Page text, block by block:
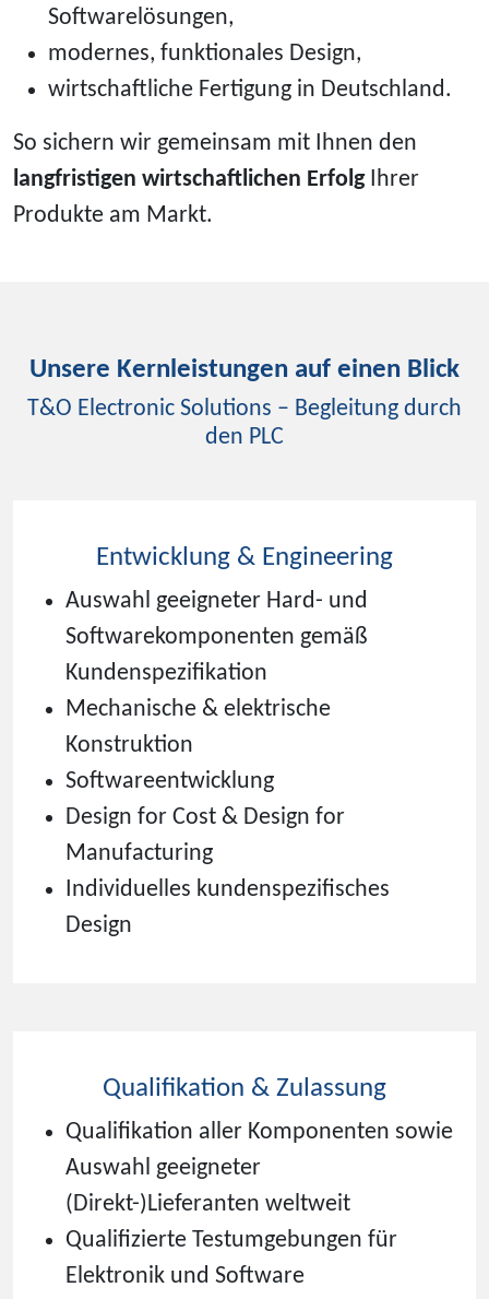
Softwarelösungen,
modernes, funktionales Design,
wirtschaftliche Fertigung in Deutschland.
So sichern wir gemeinsam mit Ihnen den
langfristigen wirtschaftlichen ErfolgIhrer
Produkte am Markt.
Unsere Kernleistungen auf einen Blick
T&O Electronic Solutions – Begleitung durch
den PLC
Entwicklung & Engineering
Auswahl geeigneter Hard- und
Softwarekomponenten gemäß
Kundenspezifikation
Mechanische & elektrische
Konstruktion
Softwareentwicklung
Design for Cost & Design for
Manufacturing
Individuelles kundenspezifisches
Design
Qualifikation & Zulassung
Qualifikation aller Komponenten sowie
Auswahl geeigneter
(Direkt-)Lieferanten weltweit
Qualifizierte Testumgebungen für
Elektronik und Software